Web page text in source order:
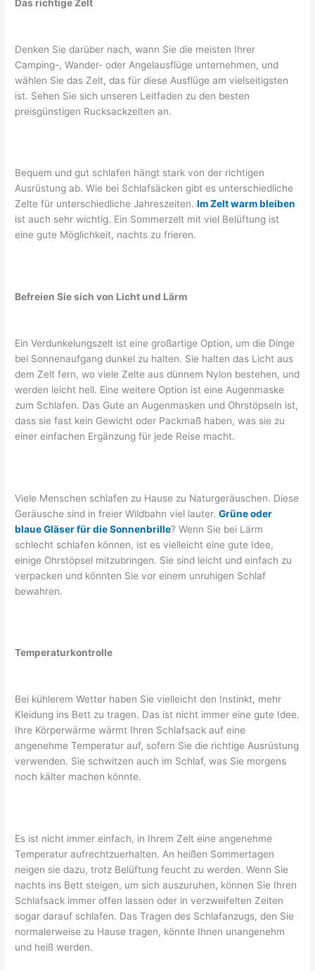
Das richtige Zelt
Denken Sie darüber nach, wann Sie die meisten Ihrer
Camping-, Wander- oder Angelausflüge unternehmen, und
wählen Sie das Zelt, das für diese Ausflüge am vielseitigsten
ist. Sehen Sie sich unseren Leitfaden zu den besten
preisgünstigen Rucksackzelten an.
Bequem und gut schlafen hängt stark von der richtigen
Ausrüstung ab. Wie bei Schlafsäcken gibt es unterschiedliche
Zelte für unterschiedliche Jahreszeiten.Im Zelt warm bleiben
ist auch sehr wichtig. Ein Sommerzelt mit viel Belüftung ist
eine gute Möglichkeit, nachts zu frieren.
Befreien Sie sich von Licht und Lärm
Ein Verdunkelungszelt ist eine großartige Option, um die Dinge
bei Sonnenaufgang dunkel zu halten. Sie halten das Licht aus
dem Zelt fern, wo viele Zelte aus dünnem Nylon bestehen, und
werden leicht hell. Eine weitere Option ist eine Augenmaske
zum Schlafen. Das Gute an Augenmasken und Ohrstöpseln ist,
dass sie fast kein Gewicht oder Packmaß haben, was sie zu
einer einfachen Ergänzung für jede Reise macht.
Viele Menschen schlafen zu Hause zu Naturgeräuschen. Diese
Geräusche sind in freier Wildbahn viel lauter.Grüne oder
blaue Gläser für die Sonnenbrille? Wenn Sie bei Lärm
schlecht schlafen können, ist es vielleicht eine gute Idee,
einige Ohrstöpsel mitzubringen. Sie sind leicht und einfach zu
verpacken und könnten Sie vor einem unruhigen Schlaf
bewahren.
Temperaturkontrolle
Bei kühlerem Wetter haben Sie vielleicht den Instinkt, mehr
Kleidung ins Bett zu tragen. Das ist nicht immer eine gute Idee.
Ihre Körperwärme wärmt Ihren Schlafsack auf eine
angenehme Temperatur auf, sofern Sie die richtige Ausrüstung
verwenden. Sie schwitzen auch im Schlaf, was Sie morgens
noch kälter machen könnte.
Es ist nicht immer einfach, in Ihrem Zelt eine angenehme
Temperatur aufrechtzuerhalten. An heißen Sommertagen
neigen sie dazu, trotz Belüftung feucht zu werden. Wenn Sie
nachts ins Bett steigen, um sich auszuruhen, können Sie Ihren
Schlafsack immer offen lassen oder in verzweifelten Zeiten
sogar darauf schlafen. Das Tragen des Schlafanzugs, den Sie
normalerweise zu Hause tragen, könnte Ihnen unangenehm
und heiß werden.